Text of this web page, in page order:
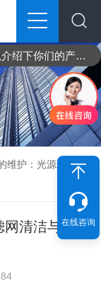
维护：光源寿命、
网清洁与色彩
在线咨询
可以介绍下你们的产品么？